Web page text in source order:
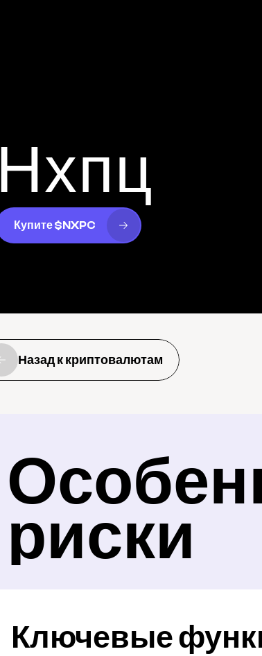
Нхпц
Купите $NXPC
Назад к криптовалютам
риски
Ключевые